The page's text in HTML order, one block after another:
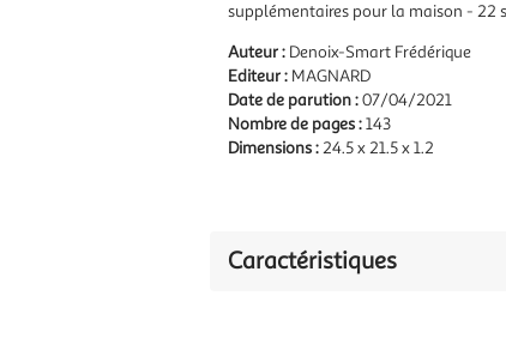
supplémentaires pour la maison - 22
Auteur : Denoix-Smart Frédérique
Editeur : MAGNARD
Date de parution :07/04/2021
Nombre de pages :143
Dimensions :24.5 x 21.5 x 1.2
Caractéristiques